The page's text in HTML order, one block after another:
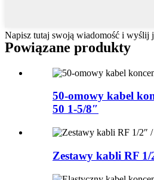
Napisz tutaj swoją wiadomość i wyślij
Powiązane produkty
50-omowy kabel
50 1-5/8″
Zestawy kabli RF